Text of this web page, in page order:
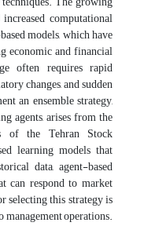
computational
models, which have
economic and financial
often requires rapid
changes, and sudden
an ensemble strategy,
agents, arises from the
of the Tehran Stock
learning models that
data, agent-based
can respond to market
selecting this strategy is
operations.